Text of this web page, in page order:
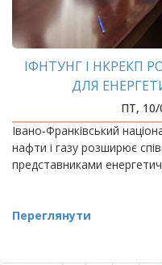
ІФНТУНГ І НКРЕКП
ДЛЯ
ПТ, 10/
Івано-Франківський
нафти і газу розширює
представниками
Переглянути